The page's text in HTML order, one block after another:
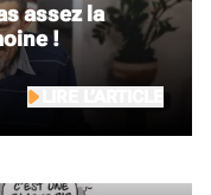
assez la
!